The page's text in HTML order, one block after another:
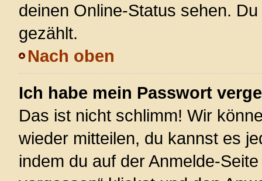
deinen Online-Status sehen.
gezählt.
Nach oben
Ich habe mein Passwort
Das ist nicht schlimm! Wir
wieder mitteilen, du kannst es
indem du auf der Anmelde-